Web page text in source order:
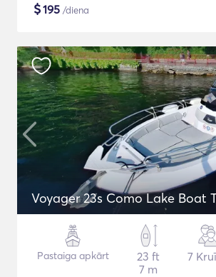
$195 /diena
Voyager 23s Como Lake Boat
Pastaiga apkārt
23 ft
7 m
7